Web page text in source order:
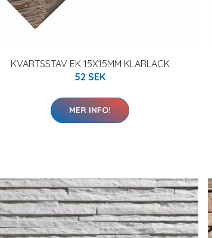
KVARTSSTAV EK 15X15MM KLARLACK
52 SEK
MER INFO!